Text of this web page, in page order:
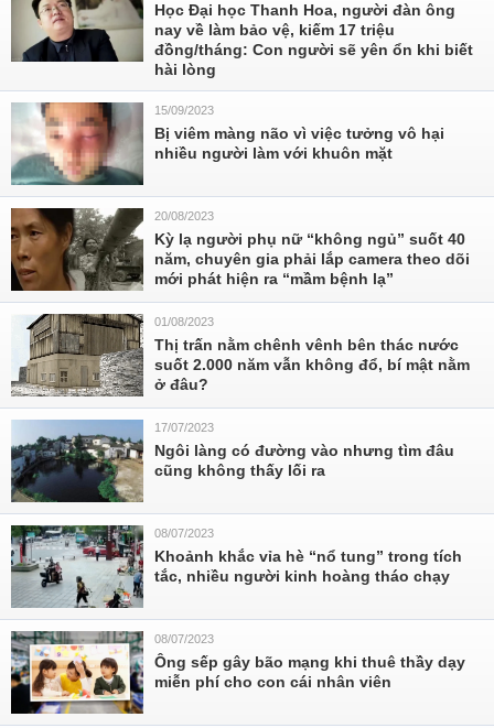
Học Đại học Thanh Hoa, người đàn ông
nay về làm bảo vệ, kiếm 17 triệu
đồng/tháng: Con người sẽ yên ổn khi biết
hài lòng
15/09/2023
Bị viêm màng não vì việc tưởng vô hại
nhiều người làm với khuôn mặt
20/08/2023
Kỳ lạ người phụ nữ “không ngủ” suốt 40
năm, chuyên gia phải lắp camera theo dõi
mới phát hiện ra “mầm bệnh lạ”
01/08/2023
Thị trấn nằm chênh vênh bên thác nước
suốt 2.000 năm vẫn không đổ, bí mật nằm
ở đâu?
17/07/2023
Ngôi làng có đường vào nhưng tìm đâu
cũng không thấy lối ra
08/07/2023
Khoảnh khắc vỉa hè “nổ tung” trong tích
tắc, nhiều người kinh hoàng tháo chạy
08/07/2023
Ông sếp gây bão mạng khi thuê thầy dạy
miễn phí cho con cái nhân viên